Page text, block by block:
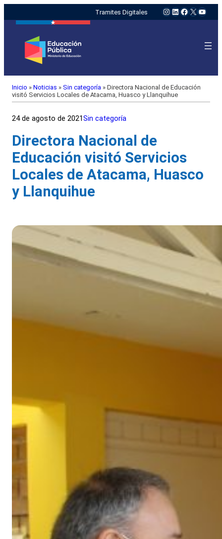
Tramites Digitales Instagram
LinkedIn
Facebook
X
Inicio » Noticias » Sin categoría » Directora Nacional de Educación
visitó Servicios Locales de Atacama, Huasco y Llanquihue
24 de agosto de 2021Sin categoría
Directora Nacional de
Educación visitó Servicios
Locales de Atacama, Huasco
y Llanquihue